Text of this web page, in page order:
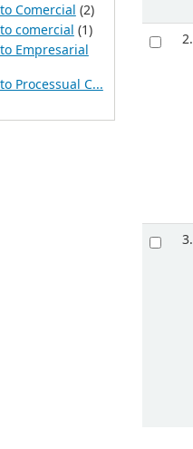
Comercial (2)
comercial (1)
Empresarial
Processual C...
2.
3.